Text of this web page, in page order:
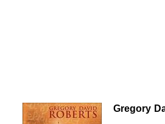
Gregory